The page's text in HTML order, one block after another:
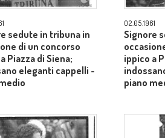
sedute in tribuna in
di un concorso
Piazza di Siena;
eleganti cappelli -
02.05.1961
Signore
ippico a
piano